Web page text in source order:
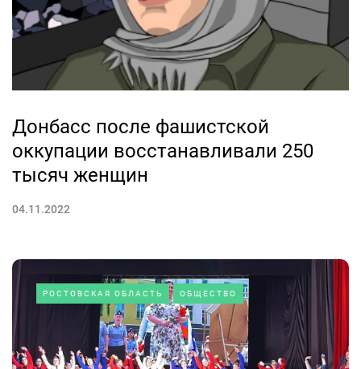
Донбасс после фашистской
оккупации восстанавливали 250
тысяч женщин
04.11.2022
РОСТОВСКАЯ ОБЛАСТЬ ОБЩЕСТВО